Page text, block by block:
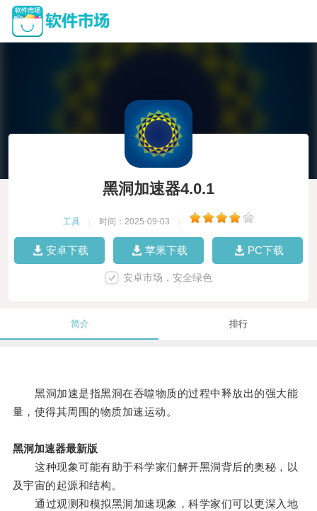
黑洞加速器4.0.1
工具 时间：2025-09-03
安卓下载 苹果下载 PC下载
安卓市场，安全绿色
简介 排行
黑洞加速是指黑洞在吞噬物质的过程中释放出的强大能
量，使得其周围的物质加速运动。
黑洞加速器最新版
这种现象可能有助于科学家们解开黑洞背后的奥秘，以
及宇宙的起源和结构。
通过观测和模拟黑洞加速现象，科学家们可以更深入地